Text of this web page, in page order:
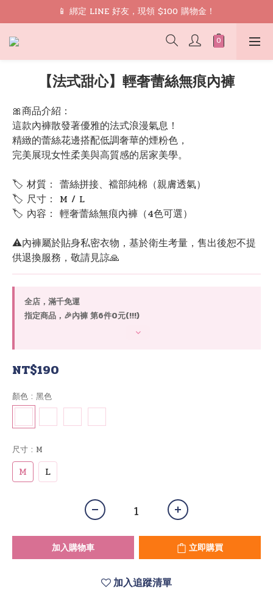
🎁 禮遇： 加入會員領取 9 折 優惠券再免運
📱 綁定 LINE 好友，現領 $100 購物金！
🎁 禮遇： 加入會員領取 9 折 優惠券再免運
【法式甜心】輕奢蕾絲無痕內褲
🎀商品介紹：
這款內褲散發著優雅的法式浪漫氣息！
精緻的蕾絲花邊搭配低調奢華的煙粉色，
完美展現女性柔美與高質感的居家美學。
🏷 材質： 蕾絲拼接、襠部純棉（親膚透氣）
🏷 尺寸： M / L
🏷 內容： 輕奢蕾絲無痕內褲（4色可選）
⚠️內褲屬於貼身私密衣物，基於衛生考量，售出後恕不提
供退換服務，敬請見諒🙏
全店，滿千免運
指定商品，🎉內褲 第6件0元(!!!)
NT$190
顏色 : 黑色
尺寸 : M
M L
加入購物車 立即購買
加入追蹤清單